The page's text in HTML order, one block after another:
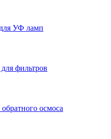
УФ ламп
фильтров
осмоса